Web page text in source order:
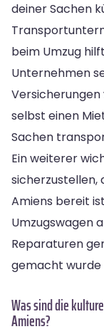
deiner Sachen
beim Umzug
Unternehmen
selbst einen
Sachen
Ein weiterer
sicherzustellen,
Amiens bereit
Umzugswagen
Reparaturen
gemacht wurde
Was sind die
Amiens?